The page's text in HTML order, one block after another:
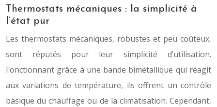
Thermostats mécaniques : la simplicité à
l’état pur
Les thermostats mécaniques, robustes et peu coûteux,
sont réputés pour leur simplicité d’utilisation.
Fonctionnant grâce à une bande bimétallique qui réagit
aux variations de température, ils offrent un contrôle
basique du chauffage ou de la climatisation. Cependant,